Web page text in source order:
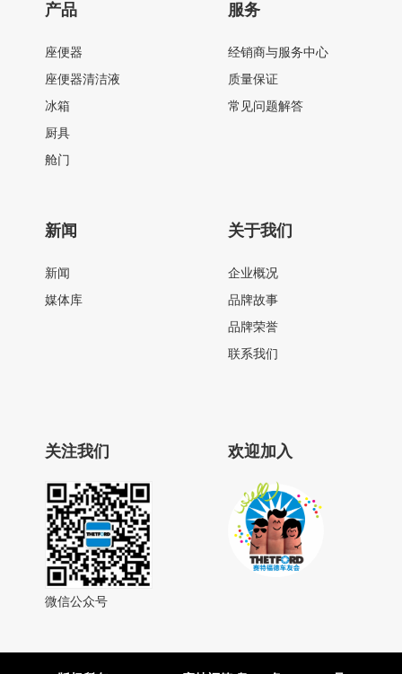
产品
座便器
座便器清洁液
冰箱
厨具
舱门
服务
经销商与服务中心
质量保证
常见问题解答
新闻
新闻
媒体库
关于我们
企业概况
品牌故事
品牌荣誉
联系我们
关注我们
微信公众号
欢迎加入